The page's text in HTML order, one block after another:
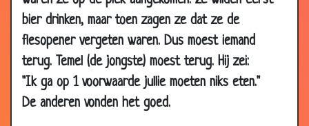
bier drinken, maar toen zagen ze dat ze de
flesopener vergeten waren. Dus moest iemand
terug. Temel (de jongste) moest terug. Hij zei:
"Ik ga op 1 voorwaarde jullie moeten niks eten."
De anderen vonden het goed.
12 May
De koffer.
12 May
2000
Geen grappen over maken
12 May
2000
Papegaai